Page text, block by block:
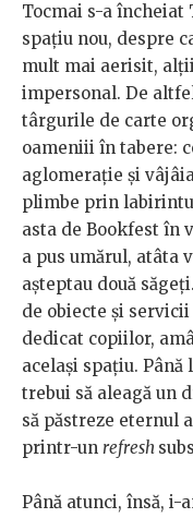
Tocmai s-a încheiat
spațiu nou, despre
mult mai aerisit,
impersonal. De
târgurile de carte
oameniii în tabere:
aglomerație și
plimbe prin
asta de Bookfest în
a pus umărul, atâta
așteptau două
de obiecte și
dedicat copiilor,
același spațiu.
trebui să aleagă un
să păstreze eternul
printr-un refresh
Până atunci, însă,